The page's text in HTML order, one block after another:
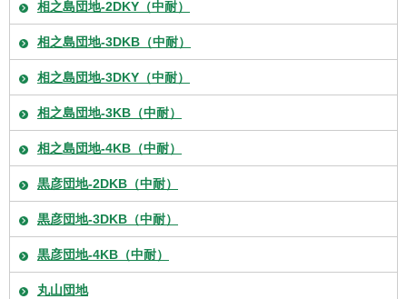
相之島団地-2DKY（中耐）
相之島団地-3DKB（中耐）
相之島団地-3DKY（中耐）
相之島団地-3KB（中耐）
相之島団地-4KB（中耐）
黒彦団地-2DKB（中耐）
黒彦団地-3DKB（中耐）
黒彦団地-4KB（中耐）
丸山団地